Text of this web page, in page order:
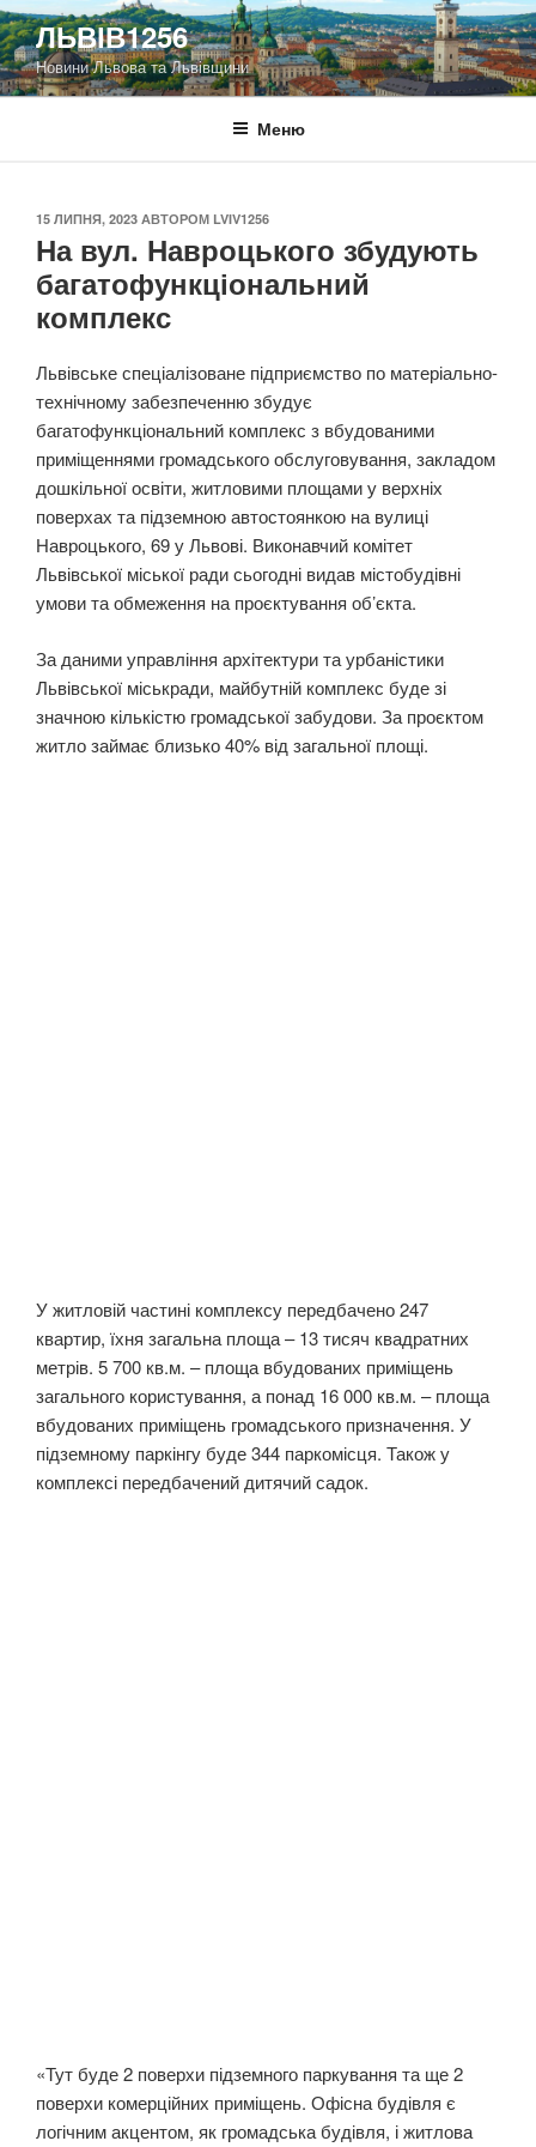
Перейти
до
вмісту
ЛЬВІВ1256
Новини Львова та Львівщини
Меню
ОПУБЛІКОВАНО
15 ЛИПНЯ, 2023 АВТОРОМ LVIV1256
На вул. Навроцького збудують
багатофункціональний
комплекс
Львівське спеціалізоване підприємство по матеріально-
технічному забезпеченню збудує
багатофункціональний комплекс з вбудованими
приміщеннями громадського обслуговування, закладом
дошкільної освіти, житловими площами у верхніх
поверхах та підземною автостоянкою на вулиці
Навроцького, 69 у Львові. Виконавчий комітет
Львівської міської ради сьогодні видав містобудівні
умови та обмеження на проєктування об’єкта.
За даними управління архітектури та урбаністики
Львівської міськради, майбутній комплекс буде зі
значною кількістю громадської забудови. За проєктом
житло займає близько 40% від загальної площі.
У житловій частині комплексу передбачено 247
квартир, їхня загальна площа – 13 тисяч квадратних
метрів. 5 700 кв.м. – площа вбудованих приміщень
загального користування, а понад 16 000 кв.м. – площа
вбудованих приміщень громадського призначення. У
підземному паркінгу буде 344 паркомісця. Також у
комплексі передбачений дитячий садок.
«Тут буде 2 поверхи підземного паркування та ще 2
поверхи комерційних приміщень. Офісна будівля є
логічним акцентом, як громадська будівля, і житлова